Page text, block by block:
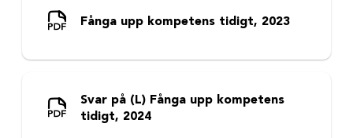
Fånga upp kompetens tidigt, 2023
Svar på (L) Fånga upp kompetens
tidigt, 2024